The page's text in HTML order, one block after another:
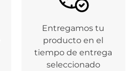
Entregamos tu
producto en el
tiempo de entrega
seleccionado